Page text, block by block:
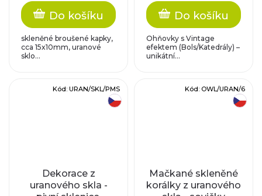
Do košíku
skleněné broušené kapky,
cca 15x10mm, uranové
sklo...
Do košíku
Ohňovky s Vintage
efektem (Bols/Katedrály) –
unikátní...
Dekorace z
uranového skla -
Kód: URAN/SKL/PMS
Mačkané skleněné
korálky z uranového
Kód: OWL/URAN/6